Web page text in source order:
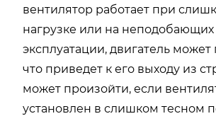
вентилятор работает при
нагрузке или на неподобающих
эксплуатации, двигатель может
что приведет к его выходу из
может произойти, если
установлен в слишком тесном